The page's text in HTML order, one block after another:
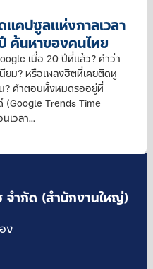
แคปซูลแห่งกาลเวลา
ค้นหาของคนไทย
เมื่อ 20 ปีที่แล้ว? คำว่า
ยม? หรือเพลงฮิตที่เคยติดหู
? คำตอบทั้งหมดรออยู่ที่
(Google Trends Time
เวลา...
จำกัด (สำนักงานใหญ่)
ง